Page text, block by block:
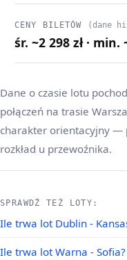
CENY BILETÓW (dane
śr. ~2 298 zł · min.
Dane o czasie lotu
połączeń na trasie
charakter orientacyjny —
rozkład u przewoźnika.
SPRAWDŹ TEŻ LOTY:
Ile trwa lot Dublin -
Ile trwa lot Warna - Sofia?